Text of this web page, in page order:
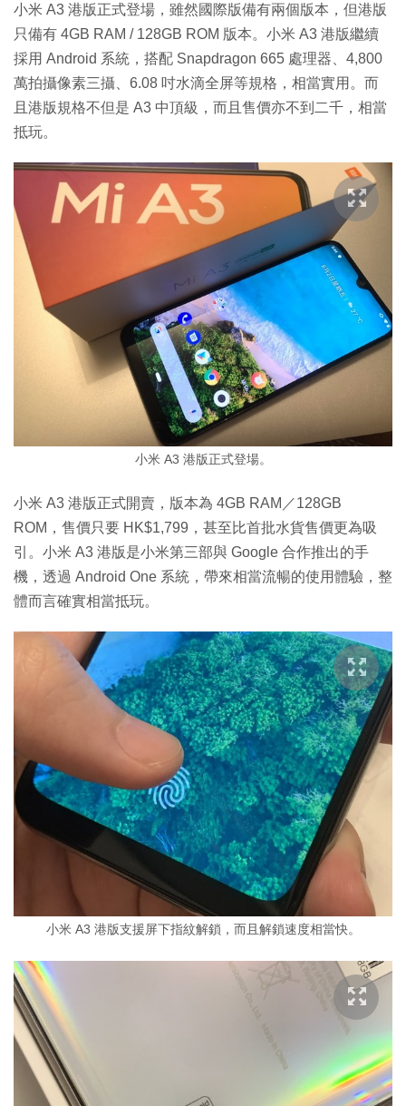
小米 A3 港版正式登場，雖然國際版備有兩個版本，但港版
只備有 4GB RAM / 128GB ROM 版本。小米 A3 港版繼續
採用 Android 系統，搭配 Snapdragon 665 處理器、4,800
萬拍攝像素三攝、6.08 吋水滴全屏等規格，相當實用。而
且港版規格不但是 A3 中頂級，而且售價亦不到二千，相當
抵玩。
小米 A3 港版正式登場。
小米 A3 港版正式開賣，版本為 4GB RAM／128GB
ROM，售價只要 HK$1,799，甚至比首批水貨售價更為吸
引。小米 A3 港版是小米第三部與 Google 合作推出的手
機，透過 Android One 系統，帶來相當流暢的使用體驗，整
體而言確實相當抵玩。
小米 A3 港版支援屏下指紋解鎖，而且解鎖速度相當快。